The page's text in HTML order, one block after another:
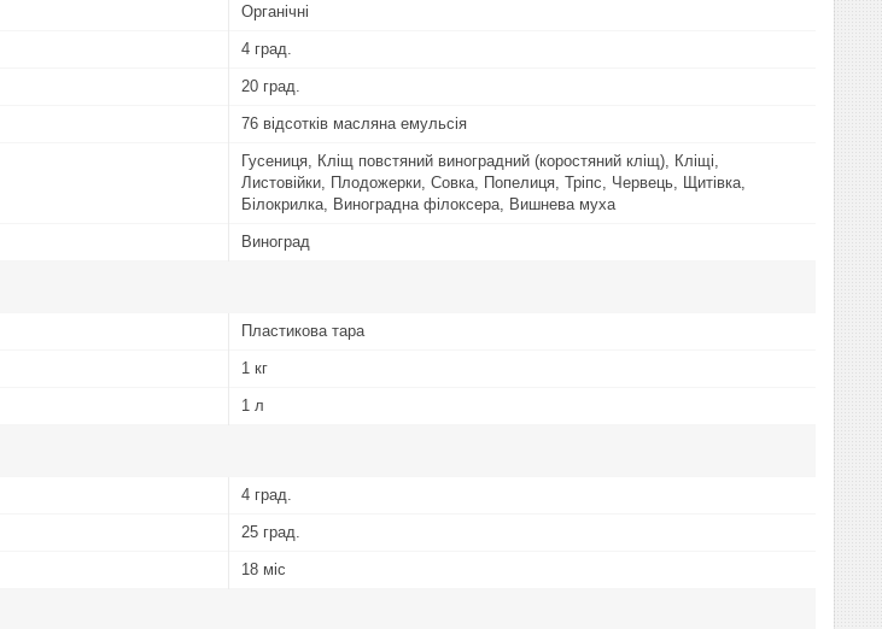
Органічні
4 град.
20 град.
76 відсотків масляна емульсія
Гусениця, Кліщ повстяний виноградний (коростяний кліщ), Кліщі,
Листовійки, Плодожерки, Совка, Попелиця, Тріпс, Червець, Щитівка,
Білокрилка, Виноградна філоксера, Вишнева муха
Виноград
Пластикова тара
1 кг
1 л
4 град.
25 град.
18 міс